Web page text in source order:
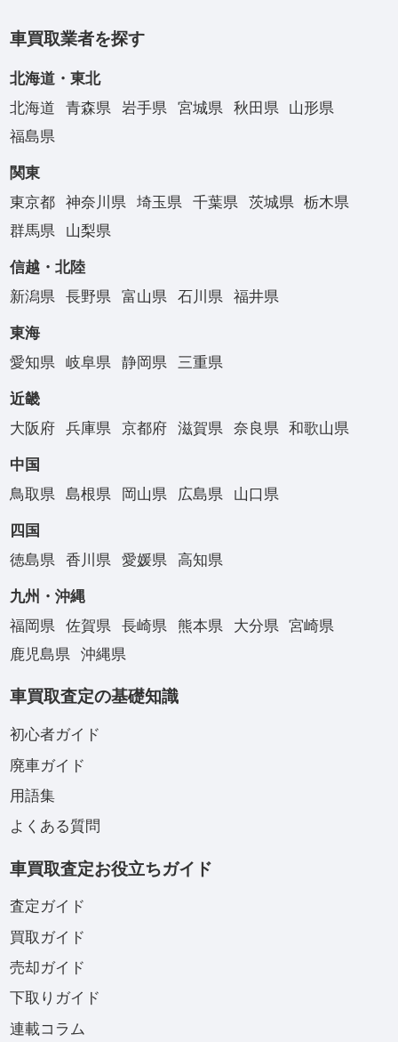
車買取業者を探す
北海道・東北
北海道
青森県 岩手県 宮城県 秋田県
山形県
福島県
関東
東京都
神奈川県 埼玉県 千葉県 茨城県
栃木県
群馬県
山梨県
信越・北陸
新潟県
長野県 富山県 石川県 福井県
東海
愛知県
岐阜県 静岡県 三重県
近畿
大阪府
兵庫県 京都府 滋賀県 奈良県 和歌山県
中国
鳥取県
島根県 岡山県 広島県 山口県
四国
徳島県
香川県 愛媛県 高知県
九州・沖縄
福岡県
佐賀県 長崎県 熊本県 大分県
宮崎県
鹿児島県
沖縄県
車買取査定の基礎知識
初心者ガイド
廃車ガイド
用語集
よくある質問
車買取査定お役立ちガイド
査定ガイド
買取ガイド
売却ガイド
下取りガイド
連載コラム